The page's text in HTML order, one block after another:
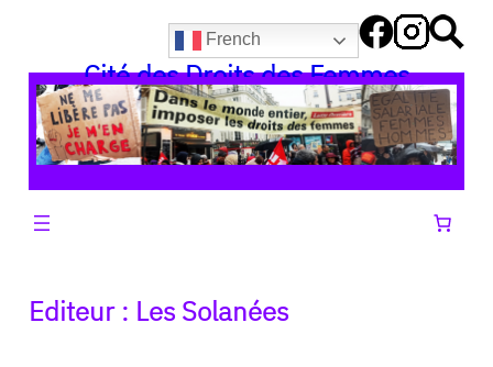
contenu
French
Cité des Droits des Femmes
Editeur : Les Solanées